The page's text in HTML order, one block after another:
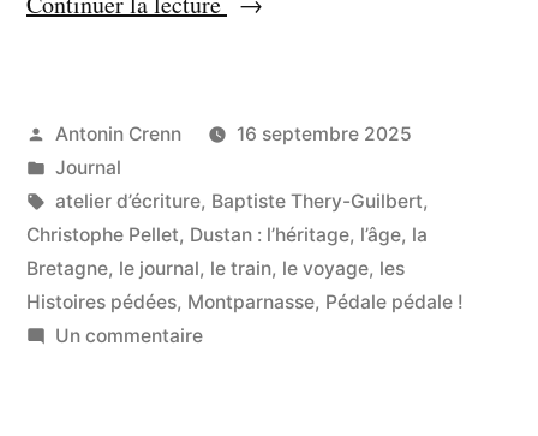
archive »
Publié
par
Antonin Crenn
16 septembre 2025
Publié
dans
Journal
Étiquettes :
atelier d’écriture, Baptiste Thery-Guilbert,
Christophe Pellet, Dustan : l’héritage, l’âge, la
Bretagne, le journal, le train, le voyage, les
Histoires pédées, Montparnasse, Pédale pédale !
Un commentairesur